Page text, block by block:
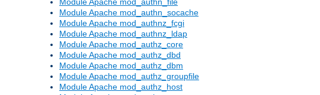
Module Apache mod_authn_socache
Module Apache mod_authnz_fcgi
Module Apache mod_authnz_ldap
Module Apache mod_authz_core
Module Apache mod_authz_dbd
Module Apache mod_authz_dbm
Module Apache mod_authz_groupfile
Module Apache mod_authz_host